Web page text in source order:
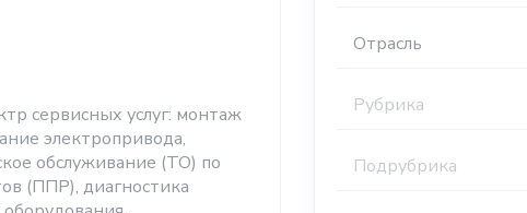
сервисных услуг: монтаж
электропривода,
обслуживание (ТО) по
(ППР), диагностика
Отрасль
Рубрика
Подрубрика